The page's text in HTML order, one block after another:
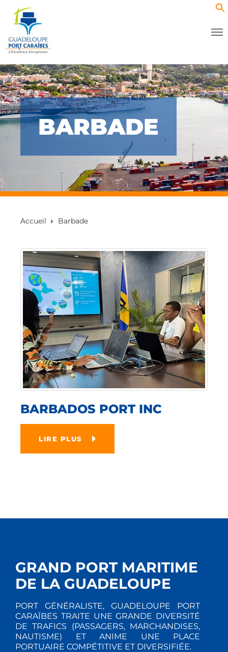
BARBADE
Accueil Barbade
BARBADOS PORT INC
LIRE PLUS
GRAND PORT MARITIME
DE LA GUADELOUPE
PORT GÉNÉRALISTE, GUADELOUPE PORT
CARAÏBES TRAITE UNE GRANDE DIVERSITÉ
DE TRAFICS (PASSAGERS, MARCHANDISES,
NAUTISME) ET ANIME UNE PLACE
PORTUAIRE COMPÉTITIVE ET DIVERSIFIÉE.